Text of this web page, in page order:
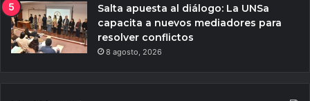
Salta apuesta al diálogo: La UNSa
capacita a nuevos mediadores para
resolver conflictos
8 agosto, 2026